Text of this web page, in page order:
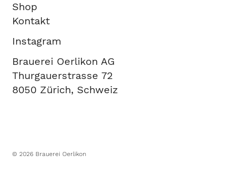
Shop
Kontakt
Instagram
Brauerei Oerlikon AG
Thurgauerstrasse 72
8050 Zürich, Schweiz
© 2026 Brauerei Oerlikon